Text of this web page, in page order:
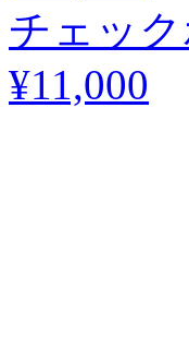
チェック
¥11,000